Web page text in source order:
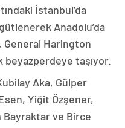
İstanbul’da
Anadolu’da
General Harington
beyazperdeye taşıyor.
Aka, Gülper
Yiğit Özşener,
Bayraktar ve Birce